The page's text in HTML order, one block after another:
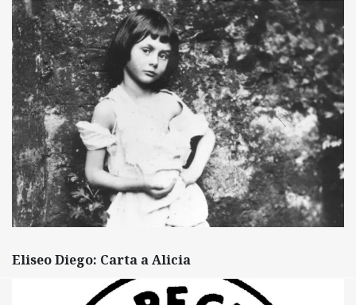
Eliseo Diego: Carta a Alicia